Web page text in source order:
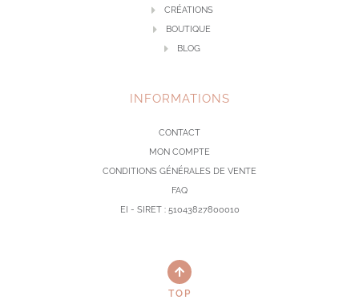
CRÉATIONS
BOUTIQUE
BLOG
INFORMATIONS
CONTACT
MON COMPTE
CONDITIONS GÉNÉRALES DE VENTE
FAQ
EI - SIRET : 51043827800010
TOP